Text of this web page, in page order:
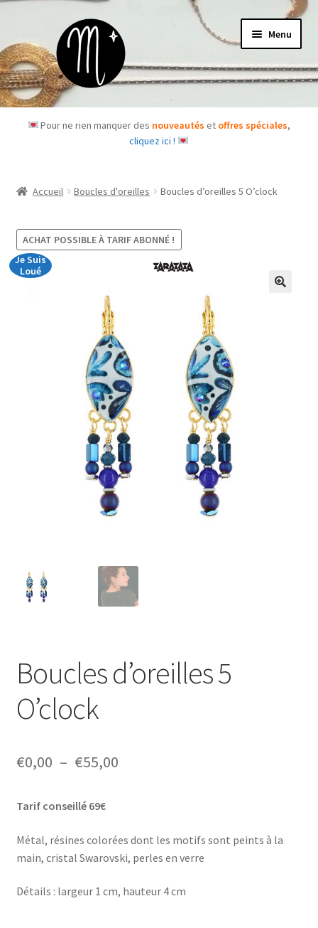
à
la
navigation
au
contenu
Menu
Accueil
Les box
Pour ne rien manquer des nouveautéset offres spéciales,
cliquez ici !
Accueil Boucles d'oreilles Boucles d’oreilles 5 O’clock
ACHAT POSSIBLE À TARIF ABONNÉ !
Je Suis
Loué
Boucles d’oreilles 5
O’clock
€0,00 – €55,00Plage
€0,00
à
€55,00
Tarif conseillé 69€
Métal, résines colorées dont les motifs sont peints à la
main, cristal Swarovski, perles en verre
Détails : largeur 1 cm, hauteur 4 cm